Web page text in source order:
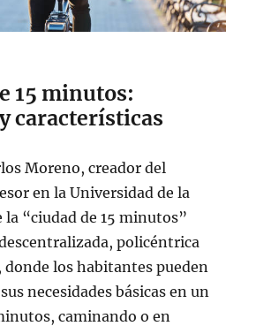
15 minutos:
características
Moreno, creador del
en la Universidad de la
“ciudad de 15 minutos”
policéntrica
los habitantes pueden
necesidades básicas en un
caminando o en